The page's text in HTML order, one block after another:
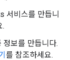
서비스를 만듭니
.
보를 만듭니다.
를 참조하세요.